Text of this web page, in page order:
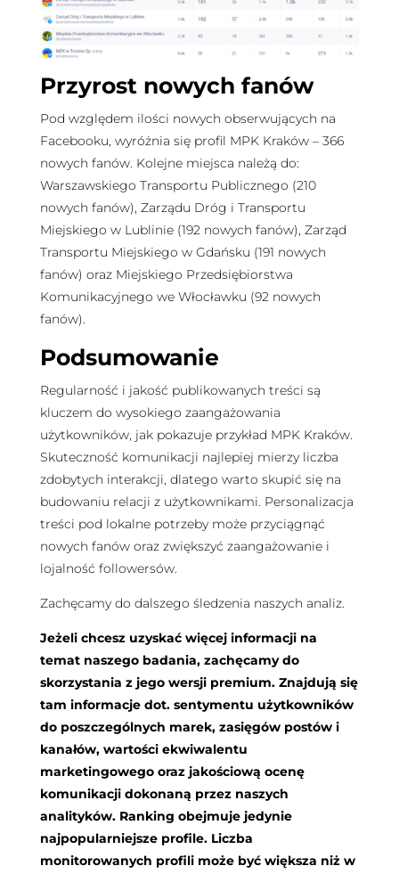
Przyrost nowych fanów
Pod względem ilości nowych obserwujących na
Facebooku, wyróżnia się profil MPK Kraków – 366
nowych fanów. Kolejne miejsca należą do:
Warszawskiego Transportu Publicznego (210
nowych fanów), Zarządu Dróg i Transportu
Miejskiego w Lublinie (192 nowych fanów), Zarząd
Transportu Miejskiego w Gdańsku (191 nowych
fanów) oraz Miejskiego Przedsiębiorstwa
Komunikacyjnego we Włocławku (92 nowych
fanów).
Podsumowanie
Regularność i jakość publikowanych treści są
kluczem do wysokiego zaangażowania
użytkowników, jak pokazuje przykład MPK Kraków.
Skuteczność komunikacji najlepiej mierzy liczba
zdobytych interakcji, dlatego warto skupić się na
budowaniu relacji z użytkownikami. Personalizacja
treści pod lokalne potrzeby może przyciągnąć
nowych fanów oraz zwiększyć zaangażowanie i
lojalność followersów.
Zachęcamy do dalszego śledzenia naszych analiz.
Jeżeli chcesz uzyskać więcej informacji na
temat naszego badania, zachęcamy do
skorzystania z jego wersji premium. Znajdują się
tam informacje dot. sentymentu użytkowników
do poszczególnych marek, zasięgów postów i
kanałów, wartości ekwiwalentu
marketingowego oraz jakościową ocenę
komunikacji dokonaną przez naszych
analityków. Ranking obejmuje jedynie
najpopularniejsze profile. Liczba
monitorowanych profili może być większa niż w